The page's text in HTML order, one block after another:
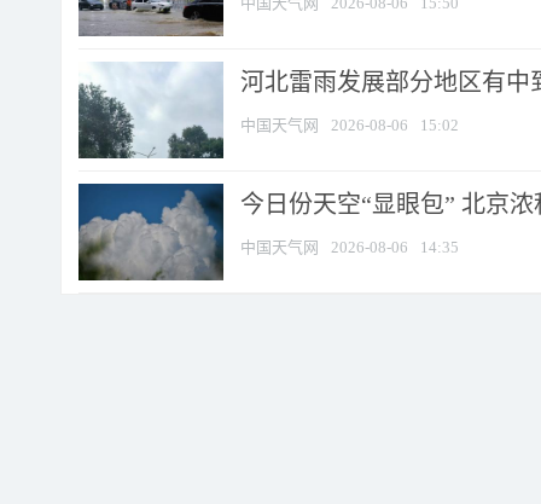
河北雷雨发展部分地区有中
中国天气网 2026-08-06 15:02
今日份天空“显眼包” 北京
中国天气网 2026-08-06 14:35